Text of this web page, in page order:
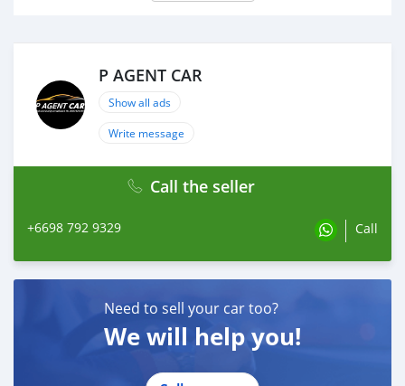
#BMW #Series5 #530e #รถเก๋ง #รถยนต์มือสอง
P AGENT CAR
Show all ads
Write message
Call the seller
+6698 792 9329 Call
Need to sell your car too?
We will help you!